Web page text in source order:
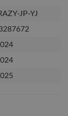
JP-YJ